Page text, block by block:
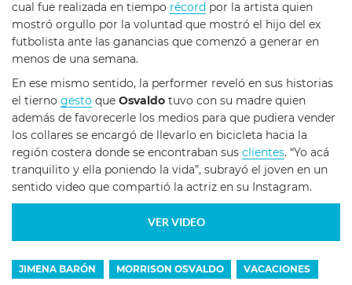
cual fue realizada en tiempo récord por la artista quien
mostró orgullo por la voluntad que mostró el hijo del ex
futbolista ante las ganancias que comenzó a generar en
menos de una semana.
En ese mismo sentido, la performer reveló en sus historias
el tierno gesto que Osvaldo tuvo con su madre quien
además de favorecerle los medios para que pudiera vender
los collares se encargó de llevarlo en bicicleta hacia la
región costera donde se encontraban sus clientes. “Yo acá
tranquilito y ella poniendo la vida”, subrayó el joven en un
sentido video que compartió la actriz en su Instagram.
VER VIDEO
JIMENA BARÓN MORRISON OSVALDO VACACIONES